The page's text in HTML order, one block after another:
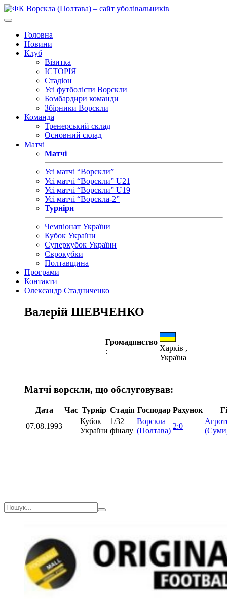
Головна
Новини
Клуб
Візитка
ІСТОРІЯ
Стадіон
Усі футболісти Ворскли
Бомбардири команди
Збірники Ворскли
Команда
Тренерський склад
Основний склад
Матчі
Матчі
Усі матчі “Ворскли”
Усі матчі “Ворскли” U21
Усі матчі “Ворскли” U19
Усі матчі “Ворскла-2”
Турніри
Чемпіонат України
Кубок України
Суперкубок України
Єврокубки
Полтавщина
Програми
Контакти
Олександр Стадниченко
Валерій ШЕВЧЕНКО
Громадянство
:
Харків ,
Україна
Матчі ворскли, що обслуговував:
Дата Час Турнір Стадія Господар Рахунок
07.08.1993
Кубок
України
1/32
фіналу
Ворскла
(Полтава)
2:0